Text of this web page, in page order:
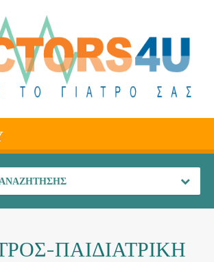
ΠΑΙΔΙΑΤΡΙΚΗ